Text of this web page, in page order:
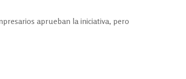
aprueban la iniciativa, pero